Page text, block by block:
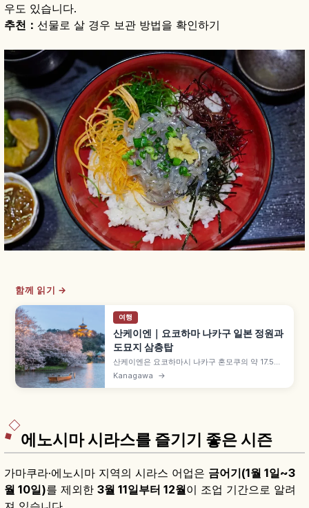
우도 있습니다.
추천： 선물로 살 경우 보관 방법을 확인하기
함께 읽기 →
여행
산케이엔｜요코하마 나카구 일본 정원과
도묘지 삼층탑
산케이엔은 요코하마시 나카구 혼모쿠의 약 17.5헥
타르 일본 정원으로, 비단실 무역으로 부를 이룬 하
라 도미타로(호 산케이)가 일본 각지에서 옮겨온 역
Kanagawa →
에노시마 시라스를 즐기기 좋은 시즌
가마쿠라·에노시마 지역의 시라스 어업은 금어기(1월 1일~3
월 10일)를 제외한 3월 11일부터 12월이 조업 기간으로 알려